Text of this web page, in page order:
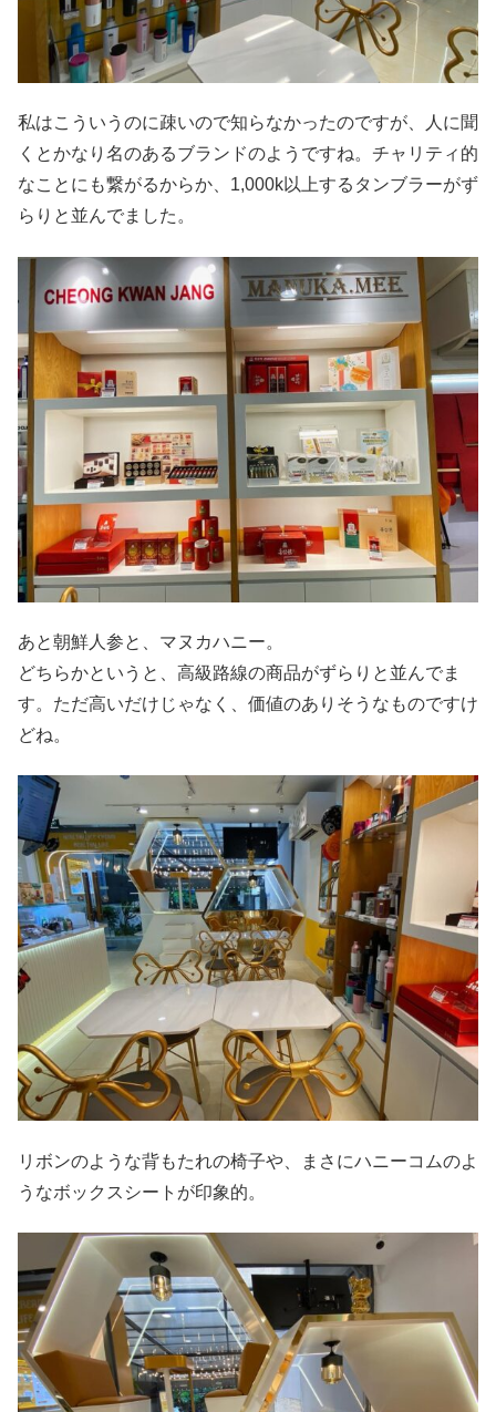
私はこういうのに疎いので知らなかったのですが、人に聞
くとかなり名のあるブランドのようですね。チャリティ的
なことにも繋がるからか、1,000k以上するタンブラーがず
らりと並んでました。
あと朝鮮人参と、マヌカハニー。
どちらかというと、高級路線の商品がずらりと並んでま
す。ただ高いだけじゃなく、価値のありそうなものですけ
どね。
リボンのような背もたれの椅子や、まさにハニーコムのよ
うなボックスシートが印象的。